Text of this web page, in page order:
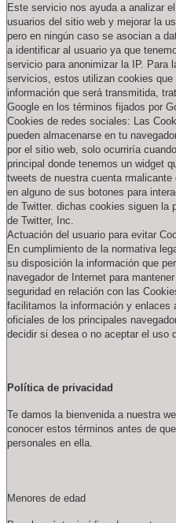
Este servicio nos ayuda a analizar
usuarios del sitio web y mejorar la
pero en ningún caso se asocian a
a identificar al usuario ya que
servicio para anonimizar la IP. Para
servicios, estos utilizan cookies que
información que será transmitida,
Google en los términos fijados por
Cookies de redes sociales: Las
pueden almacenarse en tu
por el sitio web, solo ocurriría
principal donde tenemos un widget
tweets de nuestra cuenta
en alguno de sus botones para
de Twitter. dichas cookies siguen la
de Twitter, Inc.
Actuación del usuario para evitar
En cumplimiento de la normativa
su disposición la información que
navegador de Internet para
seguridad en relación con las
facilitamos la información y enlaces
oficiales de los principales
decidir si desea o no aceptar el uso
Política de privacidad
Te damos la bienvenida a nuestra
conocer estos términos antes de
personales en ella.
Menores de edad